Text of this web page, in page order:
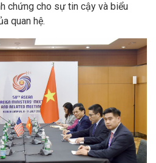
chứng cho sự tin cậy và biểu
quan hệ.